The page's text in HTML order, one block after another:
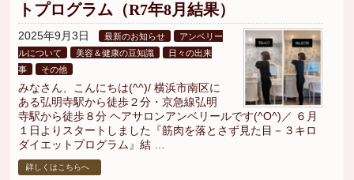
トプログラム（R7年8月結果）
2025年9月3日 最新のお知らせ
アンベリー
ルについて
美容＆健康の豆知識
日々の出来
事
その他
みなさん、こんにちは(^^)/ 横浜市南区に
ある弘明寺駅から徒歩２分・京急線弘明
寺駅から徒歩８分 ヘアサロンアンベリールです(^O^)／ ６月
１日よりスタートしました『筋肉を落とさず見た目－３キロ
ダイエットプログラム』結 …
詳しくはこちらへ